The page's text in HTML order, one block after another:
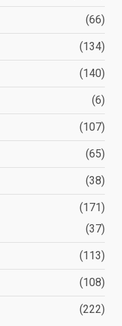
(66)
(134)
(140)
(6)
(107)
(65)
(38)
(171)
(37)
(113)
(108)
(222)